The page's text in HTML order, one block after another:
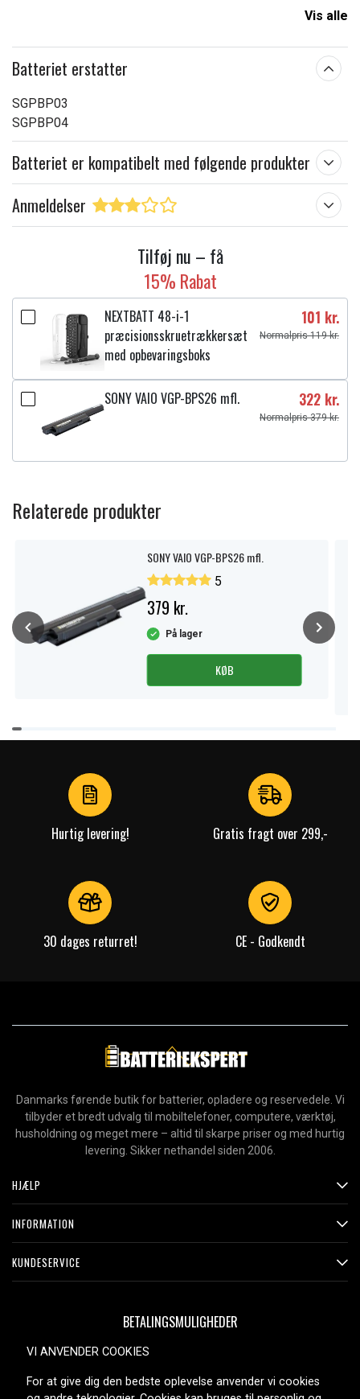
Vis alle
Batteriet erstatter
SGPBP03
SGPBP04
Batteriet er kompatibelt med følgende produkter
Anmeldelser
Tilføj nu – få
15% Rabat
NEXTBATT 48-i-1
præcisionsskruetrækkersæt
med opbevaringsboks
101 kr.
Normalpris 119 kr.
SONY VAIO VGP-BPS26 mfl. 322 kr.
Normalpris 379 kr.
Relaterede produkter
SONY VAIO VGP-BPS26 mfl.
5
379 kr.
På lager
KØB
Item
1
Hurtig levering! Gratis fragt over 299,-
30 dages returret! CE - Godkendt
Danmarks førende butik for batterier, opladere og reservedele. Vi
tilbyder et bredt udvalg til mobiltelefoner, computere, værktøj,
husholdning og meget mere – altid til skarpe priser og med hurtig
levering. Sikker nethandel siden 2006.
HJÆLP
INFORMATION
KUNDESERVICE
BETALINGSMULIGHEDER
VI ANVENDER COOKIES
For at give dig den bedste oplevelse anvender vi cookies